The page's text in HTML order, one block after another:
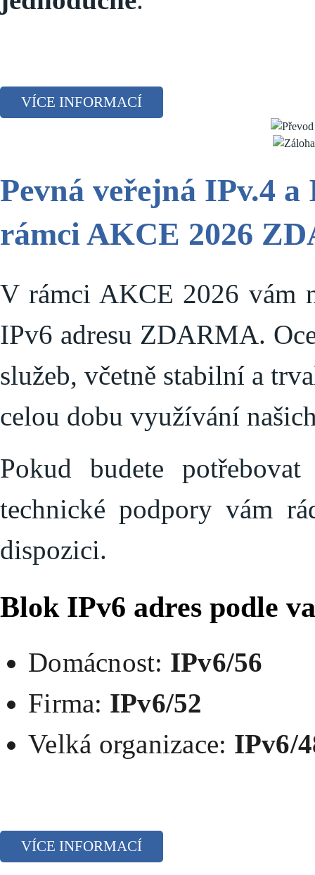
VÍCE INFORMACÍ
Pevná veřejná IPv.4
rámci AKCE 2026
V rámci AKCE 2026 vám
IPv6 adresu ZDARMA.
služeb, včetně stabilní a
celou dobu využívání
Pokud budete
technické podpory vám
dispozici.
Blok IPv6 adres podle
Domácnost: IPv6/56
Firma: IPv6/52
Velká organizace: IPv6/
VÍCE INFORMACÍ